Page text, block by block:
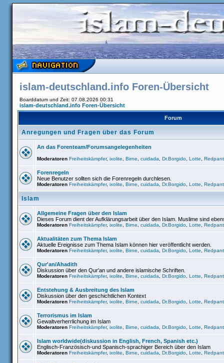
islam-deutschland.info Foren-Übersicht
Boarddatum und Zeit: 07.08.2026 00:31
islam-deutschland.info Foren-Übersicht
Forum
Anregungen und Fragen über das Forum
An das Forenteam/Forumsangelegenheiten
Moderatoren Freiheitskämpfer, ixolite Birne cuidada Dr.Borgido Lotte
Forenregeln
Neue Benutzer sollten sich die Forenregeln durchlesen.
Moderatoren Freiheitskämpfer, ixolite Birne cuidada Dr.Borgido Lotte
Islam
Allgemeine Fragen über den Islam
Dieses Forum dient der Aufklärungsarbeit über den Islam. Muslime sind
Moderatoren Freiheitskämpfer, ixolite Birne cuidada Dr.Borgido Lotte
Aktualitäten zum Thema Islam
Aktuelle Ereignisse zum Thema Islam können hier veröffentlicht werden.
Moderatoren Freiheitskämpfer, ixolite Birne cuidada Dr.Borgido Lotte
Qur'an/Ahadith
Diskussion über den Qur'an und andere islamische Schriften.
Moderatoren Freiheitskämpfer, ixolite Birne cuidada Dr.Borgido Lotte
Entstehung & Ausbreitung des Islam
Diskussion über den geschichtlichen Kontext
Moderatoren Freiheitskämpfer, ixolite Birne cuidada Dr.Borgido Lotte
Terrorismus im Islam
Gewaltverherrlichung im Islam
Moderatoren Freiheitskämpfer, ixolite Birne cuidada Dr.Borgido Lotte
Islam worldwide(diskussion in English, French, Spanish etc.)
Englisch-Französisch-und Spanisch-sprachiger Bereich über den Islam
Moderatoren Freiheitskämpfer, ixolite Birne cuidada Dr.Borgido Lotte